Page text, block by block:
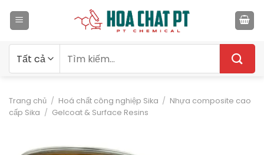
qua
kiếm:
Trang chủ / Hoá chất công nghiệp Sika / Nhựa composite cao
cấp Sika / Gelcoat & Surface Resins